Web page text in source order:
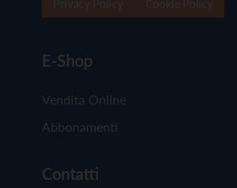
E-Shop
Vendita Online
Abbonamenti
Contatti